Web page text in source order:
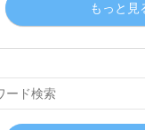
もっと見